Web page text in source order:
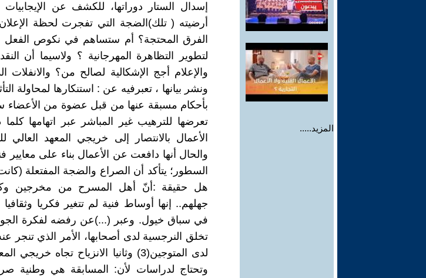
المزيد.....
إسدال الستار دوراتها، للكشف عن
أرضيته ( تلك)الضجة التي تفجرت لحظة
الفرق المحتجة؟ أم ستساهم في نكوص الفعل
لتطوير التظاهرة المهرجانية ؟ ولاسيما أن
والإعلام أجج الإشكالية لصالح من؟
ونشر بيانها ، تعبرفيه عن : استنكارها لمحاولة
بأحكام مسبقة عنها من قبل عضوة من الأعضاء
تعرضها للترهيب غير المباشر عبر اتهامها
الأعمال بالانتصار إلى خريجي المعهد
السطور؛ يتأكد أن الصراع والضجة المفتعلة
هل حقيقة :أنّ أهل المسرح من مخرجين وكتاب
جهلهم.. إنها أوساط فنية لم تتغير فكريا وثقافيا
في سباق خيول. وعبر (...)عن رفضه لفكرة
تخلق النرجسية لدى أصحابها، الأمر الذي تنجر
لدى المتوجين(3) وثانيا الانزياح
وتحتاج لدراسات لأن: المسابقة هي